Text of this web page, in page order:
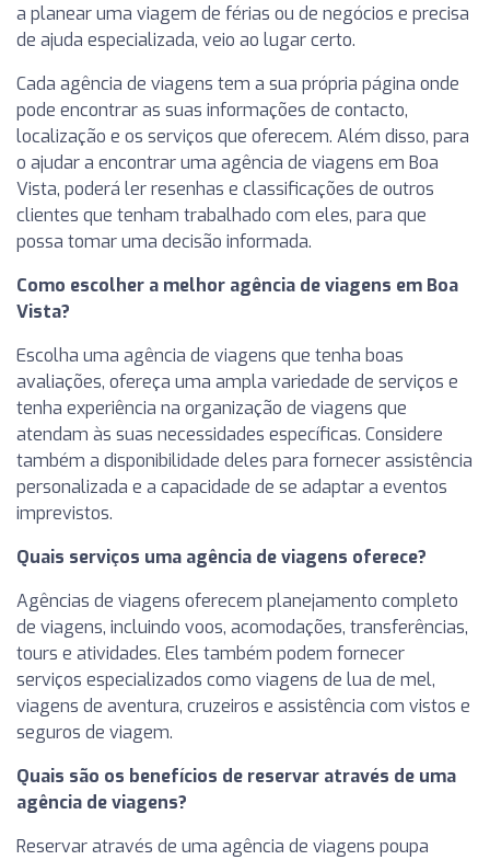
a planear uma viagem de férias ou de negócios e precisa
de ajuda especializada, veio ao lugar certo.
Cada agência de viagens tem a sua própria página onde
pode encontrar as suas informações de contacto,
localização e os serviços que oferecem. Além disso, para
o ajudar a encontrar uma agência de viagens em Boa
Vista, poderá ler resenhas e classificações de outros
clientes que tenham trabalhado com eles, para que
possa tomar uma decisão informada.
Como escolher a melhor agência de viagens em Boa
Vista?
Escolha uma agência de viagens que tenha boas
avaliações, ofereça uma ampla variedade de serviços e
tenha experiência na organização de viagens que
atendam às suas necessidades específicas. Considere
também a disponibilidade deles para fornecer assistência
personalizada e a capacidade de se adaptar a eventos
imprevistos.
Quais serviços uma agência de viagens oferece?
Agências de viagens oferecem planejamento completo
de viagens, incluindo voos, acomodações, transferências,
tours e atividades. Eles também podem fornecer
serviços especializados como viagens de lua de mel,
viagens de aventura, cruzeiros e assistência com vistos e
seguros de viagem.
Quais são os benefícios de reservar através de uma
agência de viagens?
Reservar através de uma agência de viagens poupa